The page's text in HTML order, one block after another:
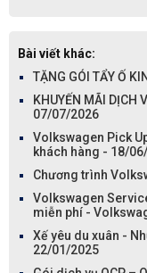
Bài viết khác:
TẶNG GÓI TẨY Ố
KHUYẾN MÃI DỊCH
07/07/2026
Volkswagen Pick
khách hàng - 18/
Chương trình
Volkswagen
miễn phí -
Xế yêu du xuân -
22/01/2025